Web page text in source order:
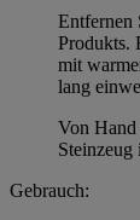
Entfernen
Produkts.
mit
lang
Von Hand
Steinzeug
Gebrauch: